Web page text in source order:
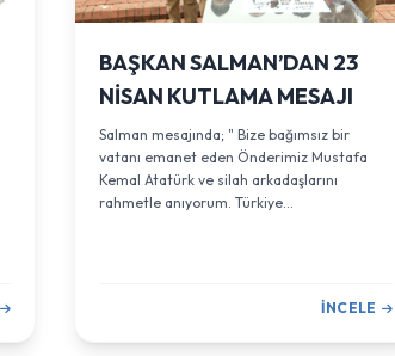
BAŞKAN SALMAN’DAN 23
NİSAN KUTLAMA MESAJI
Salman mesajında; " Bize bağımsız bir
vatanı emanet eden Önderimiz Mustafa
Kemal Atatürk ve silah arkadaşlarını
rahmetle anıyorum. Türkiye...
İNCELE